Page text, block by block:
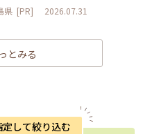
県 [PR] 2026.07.31
とみる
して絞り込む